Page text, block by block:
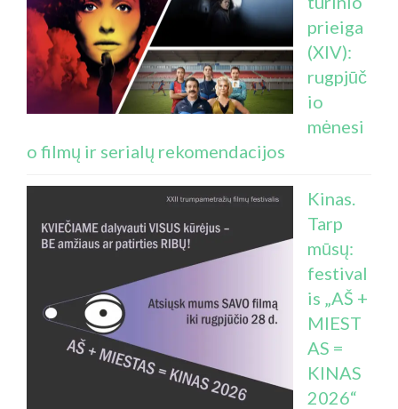
prieiga
(XIV):
rugpjūč
io
mėnesi
o filmų ir serialų rekomendacijos
Kinas.
Tarp
mūsų:
festival
is „AŠ +
MIEST
AS =
KINAS
2026“